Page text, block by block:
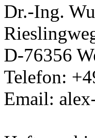
Dr.-Ing.
D-76356
Telefon:
Email: